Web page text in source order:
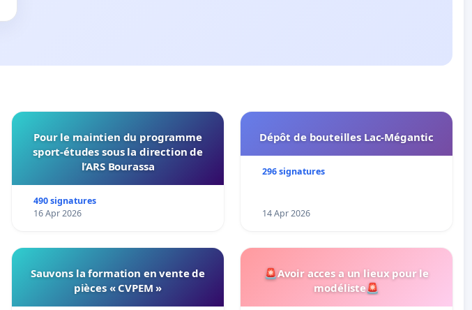
Pour le maintien du programme
sport-études sous la direction de
l’ARS Bourassa
490 signatures
16 Apr 2026
Dépôt de bouteilles Lac-Mégantic
296 signatures
14 Apr 2026
Sauvons la formation en vente de
pièces « CVPEM »
🚨Avoir acces a un lieux pour le
modéliste🚨